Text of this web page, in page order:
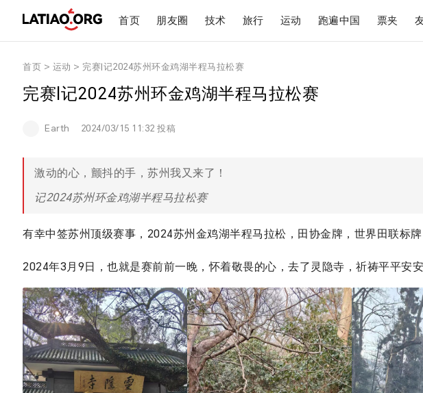
首页 朋友圈 技术 旅行 运动 跑遍中国 票夹
首页 > 运动 > 完赛|记2024苏州环金鸡湖半程马拉松赛
完赛|记2024苏州环金鸡湖半程马拉松赛
Earth 2024/03/15 11:32 投稿
激动的心，颤抖的手，苏州我又来了！
记2024苏州环金鸡湖半程马拉松赛
有幸中签苏州顶级赛事，2024苏州金鸡湖半程马拉松，田协金牌，世界田联标
2024年3月9日，也就是赛前前一晚，怀着敬畏的心，去了灵隐寺，祈祷平平安